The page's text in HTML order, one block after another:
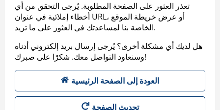
تعذر العثور على الصفحة المطلوبة. يُرجى التحقق من أي
أخطاء إملائية في عنوان URL، أو عرض خريطة الموقع
الخاصة بنا لمساعدتك في العثور على ما تريد.
هل لديك أي مشكلة أخرى؟ يُرجى إرسال بريد إلكتروني أدناه
وسنعاود التواصل معك. شكرًا على صبرك!
العودة إلى الصفحة الرئيسية
تحديث الصفحة